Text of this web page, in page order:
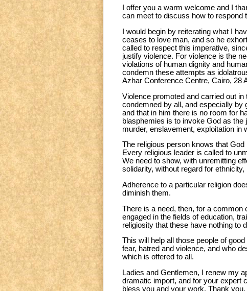
I offer you a warm welcome and I
can meet to discuss how to respond
I would begin by reiterating what I
ceases to love man, and so he
called to respect this imperative,
justify violence. For violence is the
violations of human dignity and
condemn these attempts as
Azhar Conference Centre, Cairo, 28
Violence promoted and carried out
condemned by all, and especially
and that in him there is no room for
blasphemies is to invoke God as
murder, enslavement, exploitation in
The religious person knows that
Every religious leader is called to
We need to show, with unremitting
solidarity, without regard for
Adherence to a particular religion
diminish them.
There is a need, then, for a common
engaged in the fields of education,
religiosity that these have nothing to
This will help all those people of
fear, hatred and violence, and who
which is offered to all.
Ladies and Gentlemen, I renew my
dramatic import, and for your expert
bless you and your work. Thank you.